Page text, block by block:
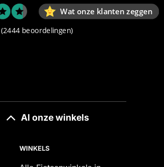
Wat onze klanten zeggen
(2444 beoordelingen)
Al onze winkels
WINKELS